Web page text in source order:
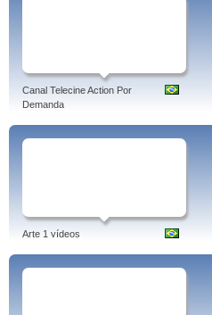
Canal Telecine Action Por
Demanda
Arte 1 vídeos